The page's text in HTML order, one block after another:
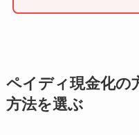
ペイディ現金化の
方法を選ぶ